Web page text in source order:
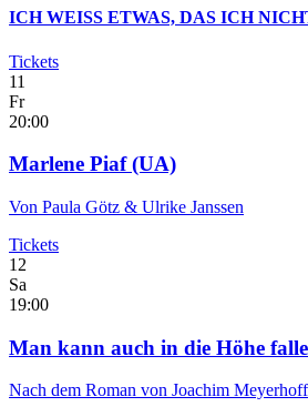
ICH WEISS ETWAS, DAS ICH
Tickets
11
Fr
20:00
Marlene Piaf(UA)
Von Paula Götz & Ulrike Janssen
Tickets
12
Sa
19:00
Man kann auch in die Höhe
Nach dem Roman von Joachim Meyerhoff